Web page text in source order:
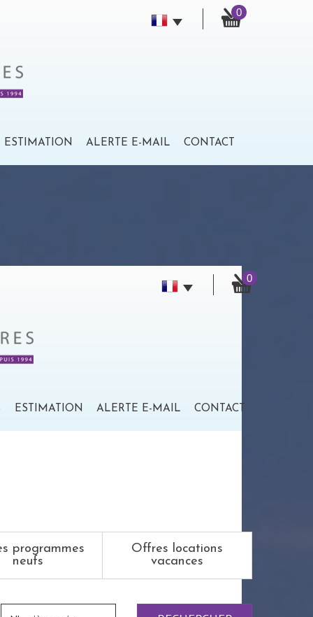
0
ESTIMATION ALERTE E-MAIL CONTACT
0
ESTIMATION ALERTE E-MAIL CONTACT
programmes
neufs
Offres locations
vacances